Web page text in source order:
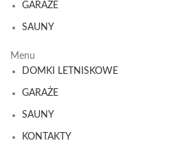
GARAŻE
SAUNY
Menu
DOMKI LETNISKOWE
GARAŻE
SAUNY
KONTAKTY